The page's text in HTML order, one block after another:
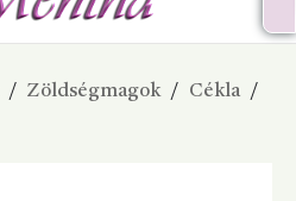
Zöldségmagok
Cékla